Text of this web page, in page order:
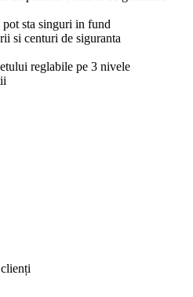
sta singuri in fund
si centuri de siguranta
reglabile pe 3 nivele